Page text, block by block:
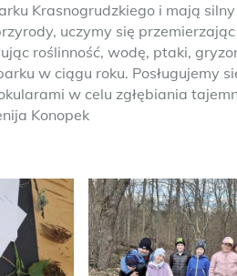
Krasnogrudzkiego i mają
uczymy się
roślinność, wodę, ptaki,
w ciągu roku. Posługujemy
w celu zgłębiania
Konopek